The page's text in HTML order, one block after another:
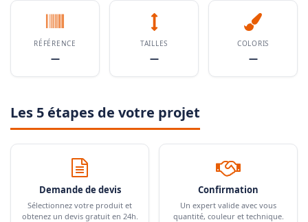
RÉFÉRENCE
—
TAILLES
—
COLORIS
—
Les 5 étapes de votre projet
Demande de devis
Sélectionnez votre produit et
obtenez un devis gratuit en 24h.
Confirmation
Un expert valide avec vous
quantité, couleur et technique.